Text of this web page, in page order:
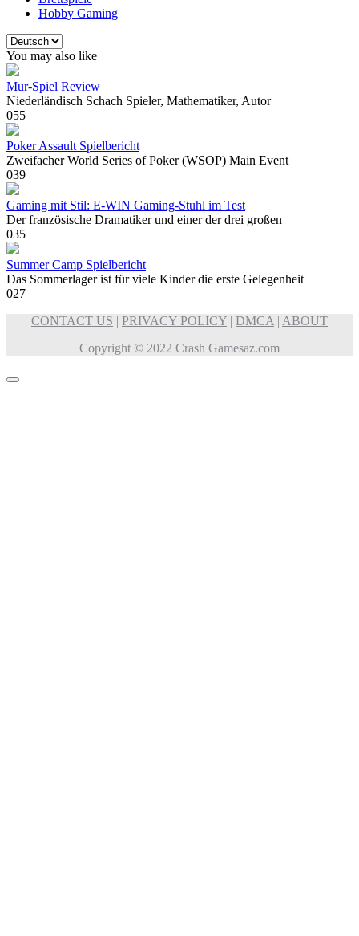
Hobby Gaming
Sprache
auswählen
You may also like
Mur-Spiel Review
Niederländisch Schach Spieler, Mathematiker, Autor
055
Poker Assault Spielbericht
Zweifacher World Series of Poker (WSOP) Main Event
039
Gaming mit Stil: E-WIN Gaming-Stuhl im Test
Der französische Dramatiker und einer der drei großen
035
Summer Camp Spielbericht
Das Sommerlager ist für viele Kinder die erste Gelegenheit
027
CONTACT US | PRIVACY POLICY | DMCA | ABOUT
Copyright © 2022 Crash Gamesaz.com